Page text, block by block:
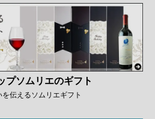
プソムリエのギフト
伝えるソムリエギフト